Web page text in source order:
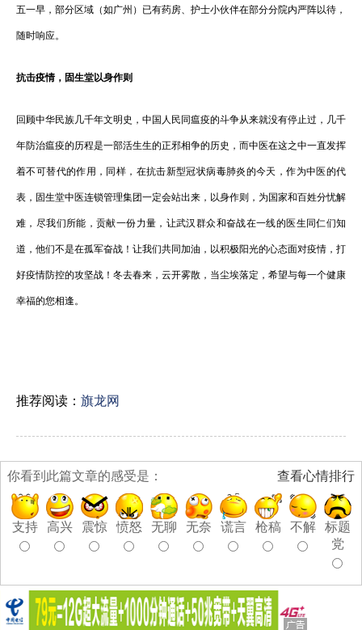
五一早，部分区域（如广州）已有药房、护士小伙伴在部分分院内严阵以待，
随时响应。
抗击疫情，固生堂以身作则
回顾中华民族几千年文明史，中国人民同瘟疫的斗争从来就没有停止过，几千
年防治瘟疫的历程是一部活生生的正邪相争的历史，而中医在这之中一直发挥
着不可替代的作用，同样，在抗击新型冠状病毒肺炎的今天，作为中医的代
表，固生堂中医连锁管理集团一定会站出来，以身作则，为国家和百姓分忧解
难，尽我们所能，贡献一份力量，让武汉群众和奋战在一线的医生同仁们知
道，他们不是在孤军奋战！让我们共同加油，以积极阳光的心态面对疫情，打
好疫情防控的攻坚战！冬去春来，云开雾散，当尘埃落定，希望与每一个健康
幸福的您相逢。
推荐阅读： 旗龙网
查看心情排行
你看到此篇文章的感受是：
支持 高兴 震惊 愤怒 无聊 无奈 谎言 枪稿 不解
标题
党